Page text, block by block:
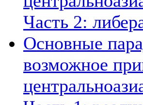
Часть 2:
Основные
возможное